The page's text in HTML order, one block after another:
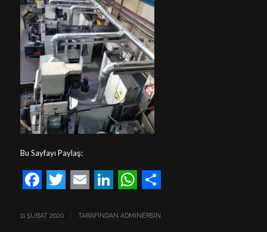
Bu Sayfayı Paylaş:
11 ŞUBAT 2020 / TARAFINDAN ADMINERSIN